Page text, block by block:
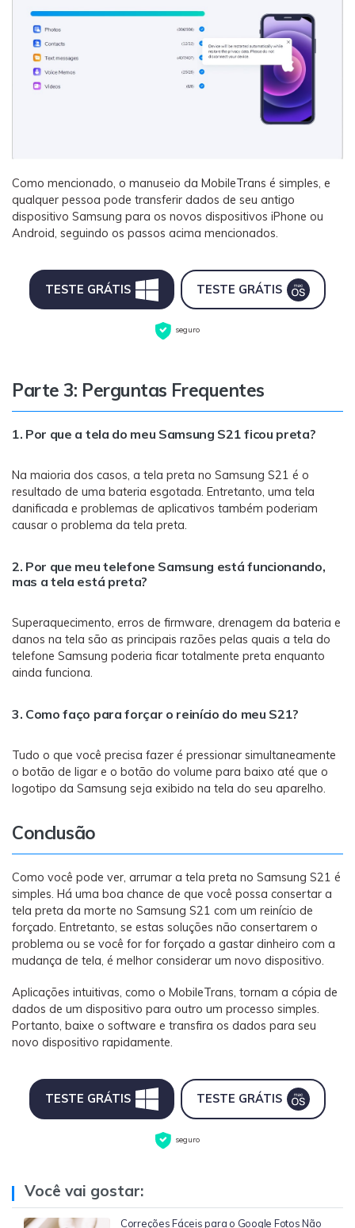
Como mencionado, o manuseio da MobileTrans é simples, e
qualquer pessoa pode transferir dados de seu antigo
dispositivo Samsung para os novos dispositivos iPhone ou
Android, seguindo os passos acima mencionados.
TESTE GRÁTIS TESTE GRÁTIS
seguro
Parte 3: Perguntas Frequentes
1. Por que a tela do meu Samsung S21 ficou preta?
Na maioria dos casos, a tela preta no Samsung S21 é o
resultado de uma bateria esgotada. Entretanto, uma tela
danificada e problemas de aplicativos também poderiam
causar o problema da tela preta.
2. Por que meu telefone Samsung está funcionando,
mas a tela está preta?
Superaquecimento, erros de firmware, drenagem da bateria e
danos na tela são as principais razões pelas quais a tela do
telefone Samsung poderia ficar totalmente preta enquanto
ainda funciona.
3. Como faço para forçar o reinício do meu S21?
Tudo o que você precisa fazer é pressionar simultaneamente
o botão de ligar e o botão do volume para baixo até que o
logotipo da Samsung seja exibido na tela do seu aparelho.
Conclusão
Como você pode ver, arrumar a tela preta no Samsung S21 é
simples. Há uma boa chance de que você possa consertar a
tela preta da morte no Samsung S21 com um reinício de
forçado. Entretanto, se estas soluções não consertarem o
problema ou se você for for forçado a gastar dinheiro com a
mudança de tela, é melhor considerar um novo dispositivo.
Aplicações intuitivas, como o MobileTrans, tornam a cópia de
dados de um dispositivo para outro um processo simples.
Portanto, baixe o software e transfira os dados para seu
novo dispositivo rapidamente.
TESTE GRÁTIS TESTE GRÁTIS
seguro
Você vai gostar:
Correções Fáceis para o Google Fotos Não